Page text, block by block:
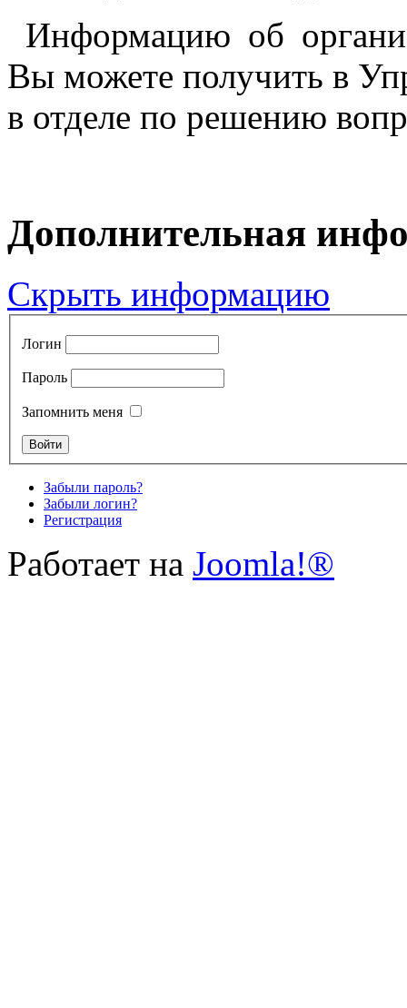
Информацию об
Вы можете получить в
в отделе по решению
Дополнительная
Скрыть информацию
Логин
Пароль
Запомнить меня
Забыли пароль?
Забыли логин?
Регистрация
Работает на Joomla!®